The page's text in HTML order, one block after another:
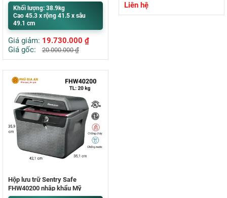
Khối lượng: 38.9kg
Cao 45.3 x rộng 41.5 x sâu
49.1 cm
Giá giảm: 19.730.000 ₫
Giá gốc:
20.000.000₫
Liên hệ
Hộp lưu trữ Sentry Safe
FHW40200 nhập khẩu Mỹ